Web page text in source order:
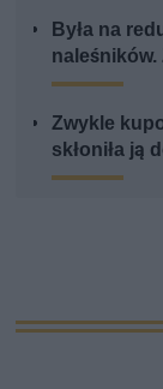
Była na
Zwykle
skłoniła ją